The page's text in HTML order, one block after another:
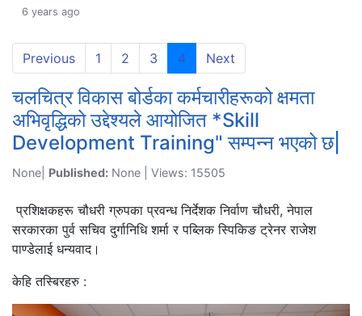
6 years ago
Previous 1 2 3 4 (current)
Next
चलचित्र विकास बोर्डका कर्मचारीहरूको क्षमता
अभिवृद्धिको उद्देश्यले आयोजित *Skill
Development Training" सम्पन्न भएको छ|
None| Published: None | Views: 15505
प्रशिक्षकहरू चौधरी ग्रुपका प्रवन्ध निर्देशक निर्वाण चौधरी, नेपाल
सरकारका पुर्व सचिव दुर्गानिधि शर्मा र पब्लिक स्पिकिङ ट्रेनर राजेश
पाण्डेलाई धन्यवाद।
केहि तस्बिरहरु :